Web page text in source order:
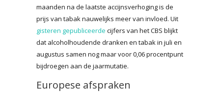
maanden na de laatste accijnsverhoging is de
prijs van tabak nauwelijks meer van invloed. Uit
gisteren gepubliceerde cijfers van het CBS blijkt
dat alcoholhoudende dranken en tabak in juli en
augustus samen nog maar voor 0,06 procentpunt
bijdroegen aan de jaarmutatie.
Europese afspraken